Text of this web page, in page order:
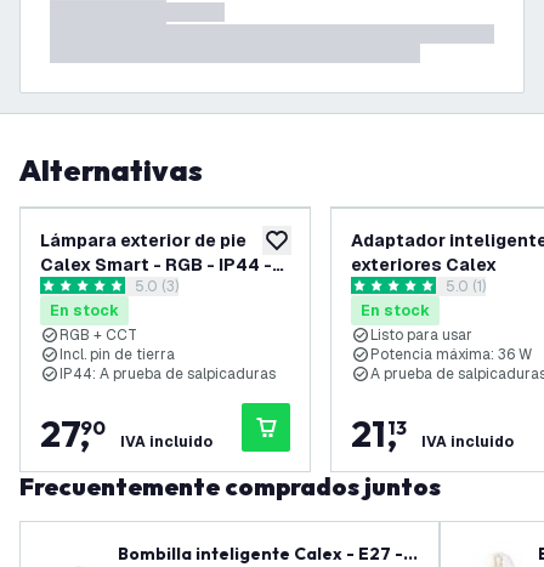
Alternativas
añadir a lista de deseos
Lámpara exterior de pie
Calex Smart - RGB - IP44 -
Iluminación de poste
inteligente
abrir el panel de reseñas
5 estrellas de puntuación
5.0 (3)
En stock
RGB + CCT
Incl. pin de tierra
IP44: A prueba de salpicaduras
27,
90
IVA incluido
Adaptador
exteriores Calex
abrir el panel
5 estrellas de puntuación
5.0 (1)
En stock
Listo para usar
Potencia máxima: 36 W
A prueba de
21,
13
IVA incluido
Frecuentemente comprados juntos
Bombilla inteligente Calex - E27 -